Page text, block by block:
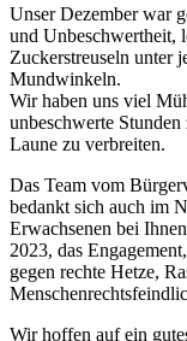
Unser Dezember war
und Unbeschwertheit,
Zuckerstreuseln unter
Mundwinkeln.
Wir haben uns viel
unbeschwerte
Laune zu verbreiten.
Das Team vom
bedankt sich auch im
Erwachsenen bei
2023, das
gegen rechte Hetze,
Wir hoffen auf ein